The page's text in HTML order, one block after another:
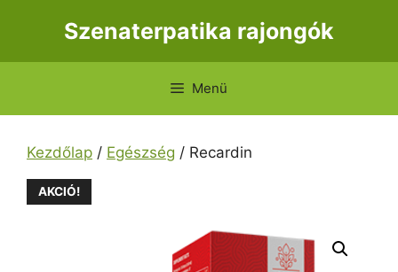
Szenaterpatika rajongók
Menü
Kezdőlap / Egészség / Recardin
AKCIÓ!